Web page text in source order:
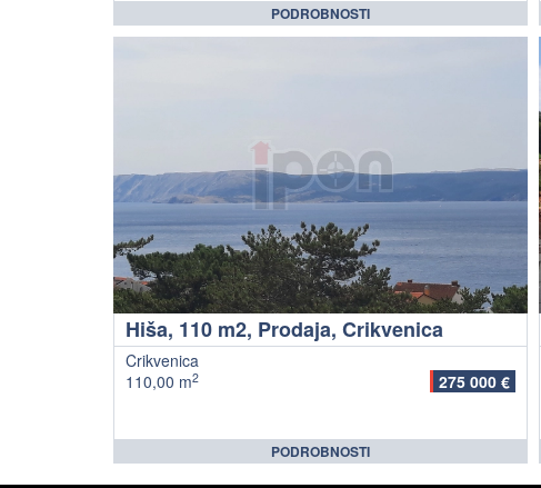
PODROBNOSTI
Hiša, 110 m2, Prodaja, Crikvenica
Crikvenica
110,00 m2 275 000 €
PODROBNOSTI